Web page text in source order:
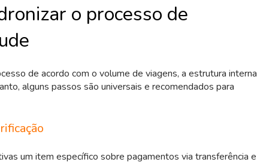
o processo de
de acordo com o volume de viagens, a estrutura interna
alguns passos são universais e recomendados para
um item específico sobre pagamentos via transferência e